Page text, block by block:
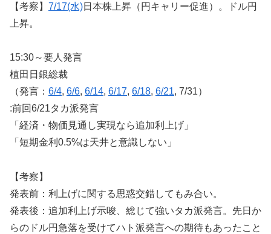
【考察】 7/17(水)日本株上昇（円キャリー促進）。ドル円
上昇。
15:30～要人発言
植田日銀総裁
（発言： 6/4, 6/6, 6/14, 6/17, 6/18, 6/21, 7/31）
:前回6/21タカ派発言
「経済・物価見通し実現なら追加利上げ」
「短期金利0.5%は天井と意識しない」
【考察】
発表前：利上げに関する思惑交錯してもみ合い。
発表後：追加利上げ示唆、総じて強いタカ派発言。先日か
らのドル円急落を受けてハト派発言への期待もあったこと